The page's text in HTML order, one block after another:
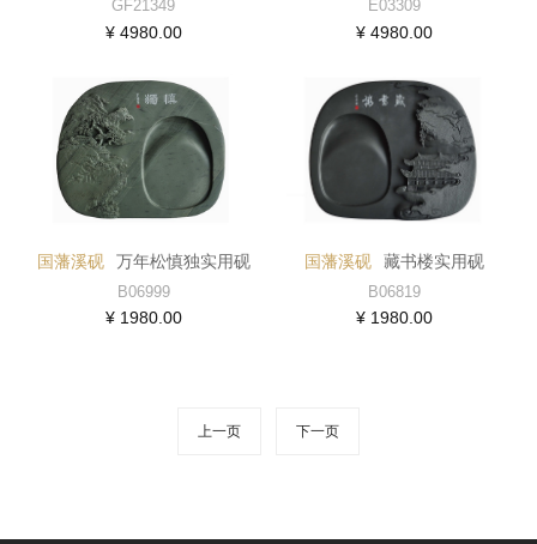
GF21349
¥ 4980.00
E03309
¥ 4980.00
国藩溪砚 万年松慎独实用砚
B06999
¥ 1980.00
国藩溪砚 藏书楼实用砚
B06819
¥ 1980.00
上一页 下一页